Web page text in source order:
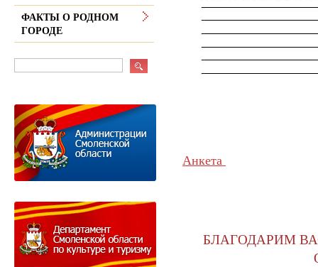
Анкета
БЛАГОДАРИМ
ФАКТЫ О РОДНОМ
ГОРОДЕ